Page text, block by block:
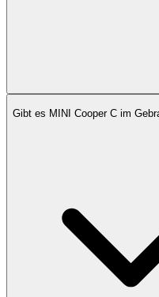
Gibt es MINI Cooper C im